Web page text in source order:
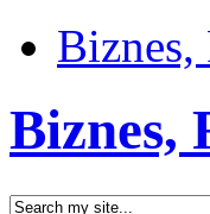
Biznes,
Biznes,